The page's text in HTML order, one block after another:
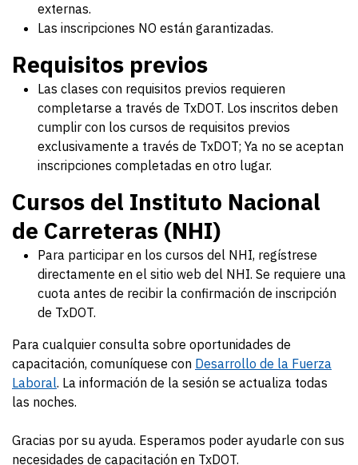
externas.
Las inscripciones NO están garantizadas.
Requisitos previos
Las clases con requisitos previos requieren
completarse a través de TxDOT. Los inscritos deben
cumplir con los cursos de requisitos previos
exclusivamente a través de TxDOT; Ya no se aceptan
inscripciones completadas en otro lugar.
Cursos del Instituto Nacional
de Carreteras (NHI)
Para participar en los cursos del NHI, regístrese
directamente en el sitio web del NHI. Se requiere una
cuota antes de recibir la confirmación de inscripción
de TxDOT.
Para cualquier consulta sobre oportunidades de
capacitación, comuníquese con Desarrollo de la Fuerza
Laboral. La información de la sesión se actualiza todas
las noches.
Gracias por su ayuda. Esperamos poder ayudarle con sus
necesidades de capacitación en TxDOT.